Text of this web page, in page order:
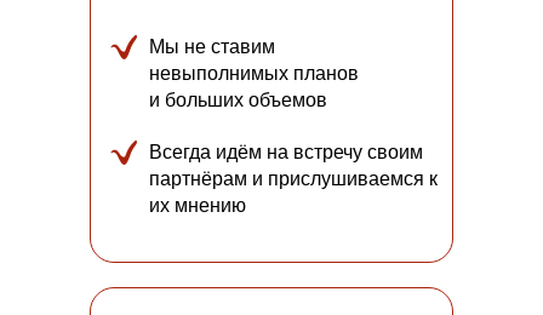
Мы не ставим
невыполнимых планов
и больших объемов
Всегда идём на встречу своим
партнёрам и прислушиваемся к
их мнению